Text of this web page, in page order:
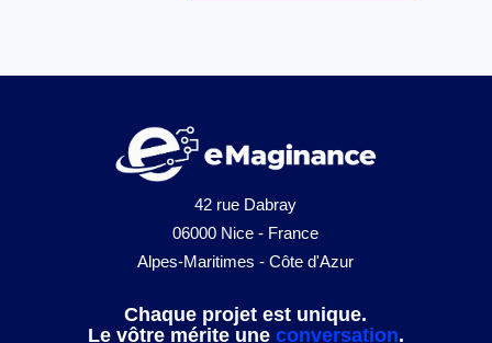
42 rue Dabray
06000 Nice - France
Alpes-Maritimes - Côte d'Azur
Chaque projet est unique.
Le vôtre mérite une conversation.